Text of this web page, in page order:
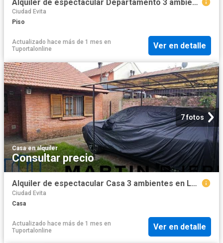
Alquiler de espectacular Departamento 3 ambientes en La Matanza Ciudad Evita
Ciudad Evita
Piso
Actualizado hace más de 1 mes en
Tuportalonline
Ver en detalle
7 fotos
Casa·en alquiler
Consultar precio
Alquiler de espectacular Casa 3 ambientes en La Matanza Ciudad Evita
Ciudad Evita
Casa
Actualizado hace más de 1 mes en
Tuportalonline
Ver en detalle